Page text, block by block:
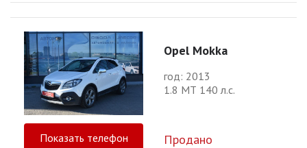
Opel Mokka
год: 2013
1.8 МТ 140 л.с.
Показать телефон Продано